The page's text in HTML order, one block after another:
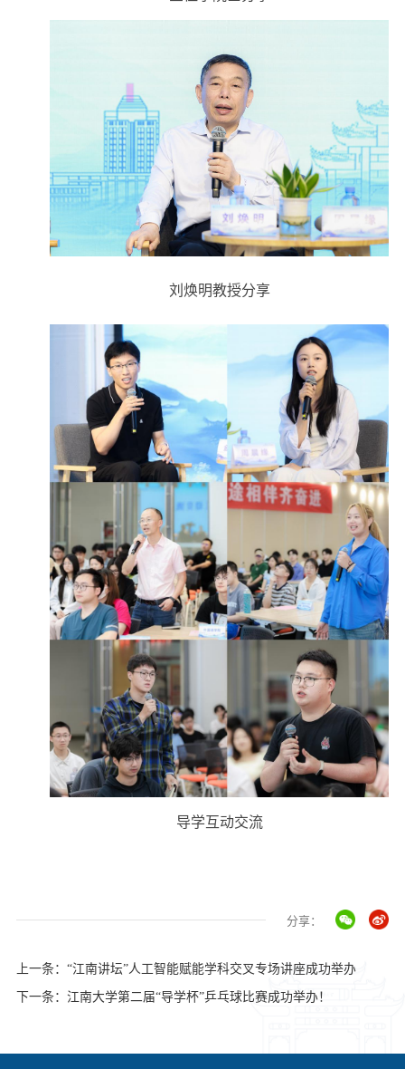
刘焕明教授分享
导学互动交流
分享：
上一条：“江南讲坛”人工智能赋能学科交叉专场讲座成功举办
下一条：江南大学第二届“导学杯”乒乓球比赛成功举办！